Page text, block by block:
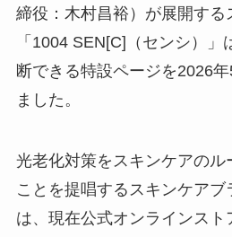
締役：木村昌裕）が展開する
「1004 SEN[C]（センシ）
断できる特設ページを2026
ました。
光老化対策をスキンケアのル
ことを提唱するスキンケアブ
は、現在公式オンラインスト